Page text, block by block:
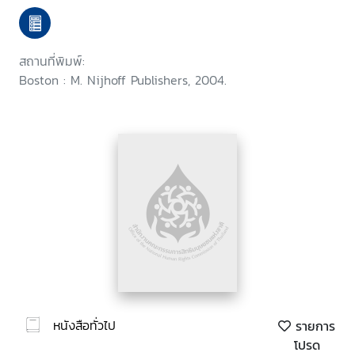
สถานที่พิมพ์:
Boston : M. Nijhoff Publishers, 2004.
หนังสือทั่วไป
รายการ
โปรด